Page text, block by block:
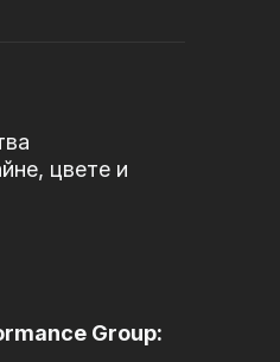
цвете и
Group: